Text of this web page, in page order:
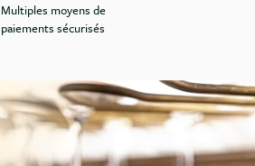
Multiples moyens de
paiements sécurisés